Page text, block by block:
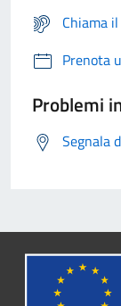
Chiama
Prenota
Problemi
Segnala